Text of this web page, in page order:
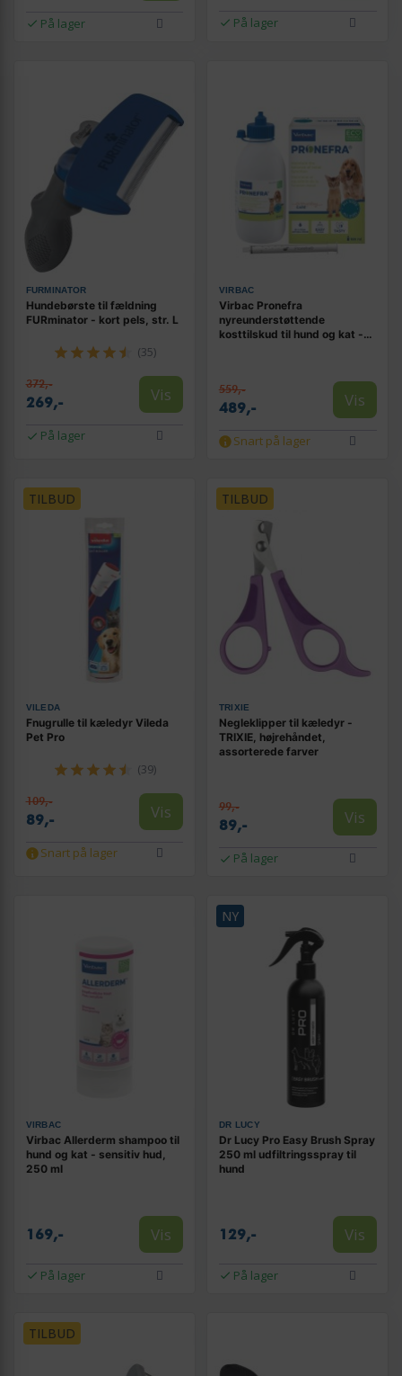
På lager På lager
FURMINATOR
Hundebørste til fældning
FURminator - kort pels, str. L
(35)
372,-
269,- Vis
På lager
VIRBAC
Virbac Pronefra
nyreunderstøttende
kosttilskud til hund og kat -
559,-
489,- Vis
Snart på lager
TILBUD
VILEDA
Fnugrulle til kæledyr Vileda
Pet Pro
(39)
109,-
89,- Vis
Snart på lager
TILBUD
TRIXIE
Negleklipper til kæledyr -
TRIXIE, højrehåndet,
assorterede farver
99,-
89,- Vis
På lager
VIRBAC
Virbac Allerderm shampoo til
hund og kat - sensitiv hud,
250 ml
169,- Vis
På lager
NY
DR LUCY
Dr Lucy Pro Easy Brush Spray
250 ml udfiltringsspray til
hund
129,- Vis
På lager
TILBUD